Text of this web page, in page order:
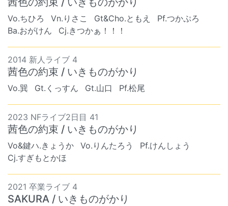
Vo.ちひろ Vn.りさこ Gt&Cho.ともえ
Pf.つかぷろ
Ba.おがけん
Cj.きつかぁ！！！
2014 新人ライブ 4
茜色の約束 / いきものがかり
Vo.巽 Gt.くっすん Gt.山口 Pf.松尾
2023 NFライブ2日目 41
茜色の約束 / いきものがかり
Vo&鍵ハ.きょうか Vo.りんたろう
Pf.けんしょう
Cj.すぎもとかほ
2021 卒業ライブ 4
SAKURA / いきものがかり